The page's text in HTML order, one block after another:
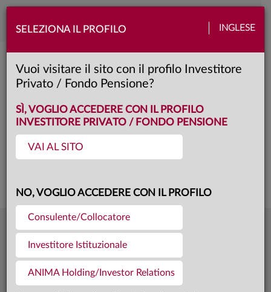
SELEZIONA IL PROFILO INGLESE
Vuoi visitare il sito con il profilo Investitore
Privato / Fondo Pensione?
SÌ, VOGLIO ACCEDERE CON IL PROFILO
INVESTITORE PRIVATO / FONDO PENSIONE
VAI AL SITO
NO, VOGLIO ACCEDERE CON IL PROFILO
Consulente/Collocatore
Investitore Istituzionale
ANIMA Holding/Investor Relations
Toggle
Anima Europa AI
Classe: AD
Questa è una comunicazione di marketing. Si prega di consultare il prospetto e
Ultima quota
04.08.26
Patrimonio fondo 31.07.26
Patrimonio classe AD 31.07.26